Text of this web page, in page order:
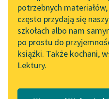
„Kochanek Lady
Chatterley” do słuchania
na Wolnych Lekturach
Nowy audiobook –
„Marzenie o Oriencie”
potrzebnych
często przydają się
szkołach albo nam
po prostu do
książki. Także kochani,
Lektury.